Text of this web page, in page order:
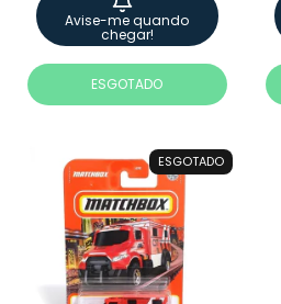
Avise-me quando
chegar!
ESGOTADO
ESGOTADO